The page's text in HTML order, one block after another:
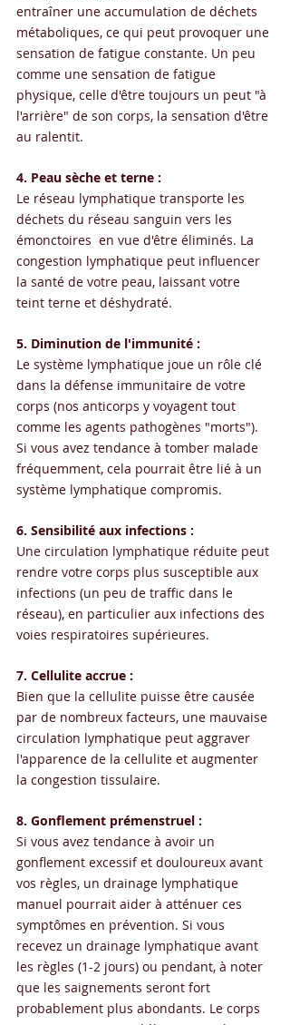
entraîner une accumulation de déchets
métaboliques, ce qui peut provoquer une
sensation de fatigue constante. Un peu
comme une sensation de fatigue
physique, celle d'être toujours un peut "à
l'arrière" de son corps, la sensation d'être
au ralentit.
4. Peau sèche et terne :
Le réseau lymphatique transporte les
déchets du réseau sanguin vers les
émonctoires  en vue d'être éliminés. La
congestion lymphatique peut influencer
la santé de votre peau, laissant votre
teint terne et déshydraté.
5. Diminution de l'immunité :
Le système lymphatique joue un rôle clé
dans la défense immunitaire de votre
corps (nos anticorps y voyagent tout
comme les agents pathogènes "morts").
Si vous avez tendance à tomber malade
fréquemment, cela pourrait être lié à un
système lymphatique compromis.
6. Sensibilité aux infections :
Une circulation lymphatique réduite peut
rendre votre corps plus susceptible aux
infections (un peu de traffic dans le
réseau), en particulier aux infections des
voies respiratoires supérieures.
7. Cellulite accrue :
Bien que la cellulite puisse être causée
par de nombreux facteurs, une mauvaise
circulation lymphatique peut aggraver
l'apparence de la cellulite et augmenter
la congestion tissulaire.
8. Gonflement prémenstruel :
Si vous avez tendance à avoir un
gonflement excessif et douloureux avant
vos règles, un drainage lymphatique
manuel pourrait aider à atténuer ces
symptômes en prévention. Si vous
recevez un drainage lymphatique avant
les règles (1-2 jours) ou pendant, à noter
que les saignements seront fort
probablement plus abondants. Le corps